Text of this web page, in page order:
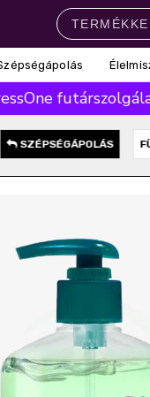
SZÉPSÉGÁPOLÁS